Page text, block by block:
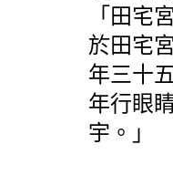
「田宅
於田宅
年三十
年行眼
宇。」